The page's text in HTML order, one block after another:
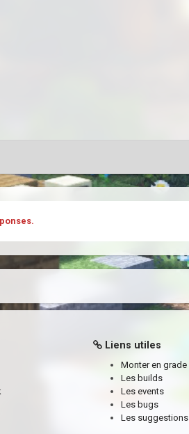
Liens utiles
Monter en grade
Les builds
Les events
Les bugs
Les suggestions